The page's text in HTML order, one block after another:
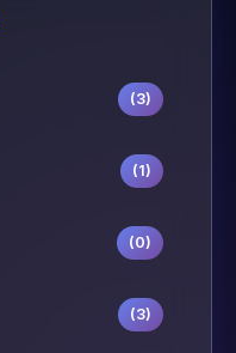
(3)
(1)
(0)
(3)